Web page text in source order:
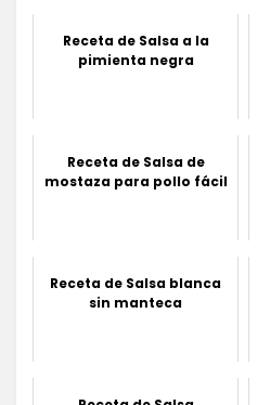
Receta de Salsa a la
pimienta negra
Receta de Salsa de
mostaza para pollo fácil
Receta de Salsa blanca
sin manteca